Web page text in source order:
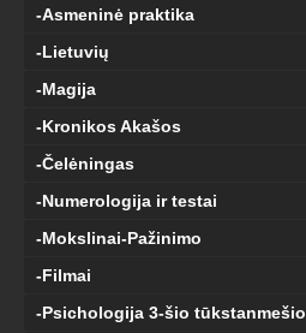
-Asmeninė praktika
-Lietuvių
-Magija
-Kronikos Akašos
-Čelėningas
-Numerologija ir testai
-Mokslinai-Pažinimo
-Filmai
-Psichologija 3-šio tūkstanmešio